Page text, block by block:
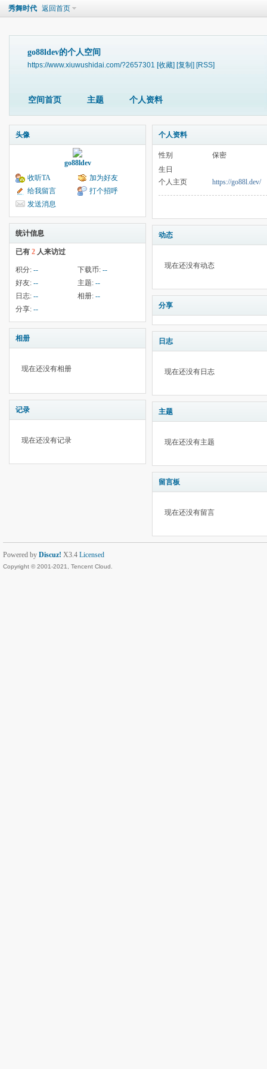
秀舞时代 返回首页
go88ldev的个人空间
https://www.xiuwushidai.com/?2657301 [收藏] [复制] [RSS]
空间首页 主题 个人资料
头像
go88ldev
收听TA
加为好友
给我留言
打个招呼
发送消息
统计信息
已有 2 人来访过
积分: -- 下载币: --
好友: -- 主题: --
日志: -- 相册: --
分享: --
相册
现在还没有相册
记录
现在还没有记录
个人资料
性别
保密
生日
个人主页
https://go88l.dev/
动态
现在还没有动态
分享
日志
现在还没有日志
主题
现在还没有主题
留言板
现在还没有留言
Powered by Discuz! X3.4 Licensed
Copyright © 2001-2021, Tencent Cloud.